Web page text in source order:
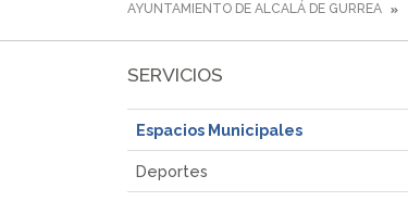
AYUNTAMIENTO DE ALCALÁ DE GURREA
SERVICIOS
Espacios Municipales
Deportes